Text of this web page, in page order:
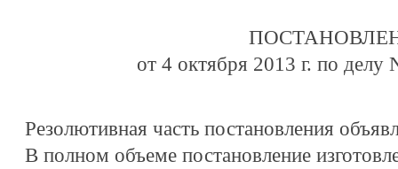
от 4 октября 2013 г. по
Резолютивная часть постановления
В полном объеме постановление